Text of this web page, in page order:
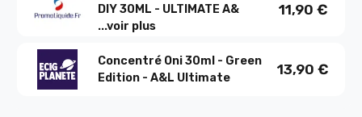
DIY 30ML - ULTIMATE A&
...voir plus
11,90 €
Concentré Oni 30ml - Green
Edition - A&L Ultimate
13,90 €